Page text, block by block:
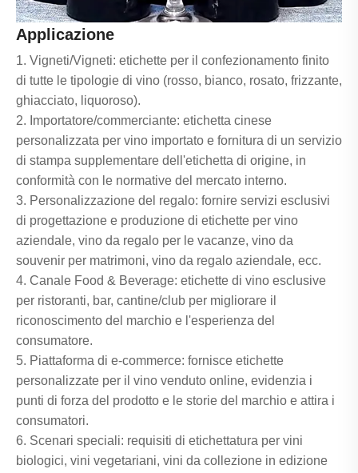
Applicazione
1. Vigneti/Vigneti: etichette per il confezionamento finito
di tutte le tipologie di vino (rosso, bianco, rosato, frizzante,
ghiacciato, liquoroso).
2. Importatore/commerciante: etichetta cinese
personalizzata per vino importato e fornitura di un servizio
di stampa supplementare dell'etichetta di origine, in
conformità con le normative del mercato interno.
3. Personalizzazione del regalo: fornire servizi esclusivi
di progettazione e produzione di etichette per vino
aziendale, vino da regalo per le vacanze, vino da
souvenir per matrimoni, vino da regalo aziendale, ecc.
4. Canale Food & Beverage: etichette di vino esclusive
per ristoranti, bar, cantine/club per migliorare il
riconoscimento del marchio e l'esperienza del
consumatore.
5. Piattaforma di e-commerce: fornisce etichette
personalizzate per il vino venduto online, evidenzia i
punti di forza del prodotto e le storie del marchio e attira i
consumatori.
6. Scenari speciali: requisiti di etichettatura per vini
biologici, vini vegetariani, vini da collezione in edizione